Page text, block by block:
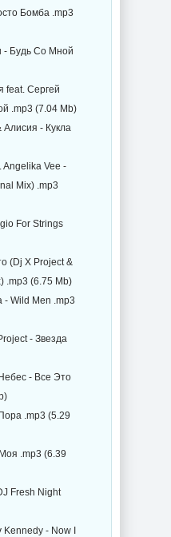
Бомба .mp3
- Будь Со Мной
feat. Сергей
.mp3 (7.04 Mb)
Алисия - Кукла
Angelika Vee -
Mix) .mp3
For Strings
(Dj X Project &
.mp3 (6.75 Mb)
- Wild Men .mp3
- Звезда
- Все Это
.mp3 (5.29
.mp3 (6.39
Fresh Night
- Now I